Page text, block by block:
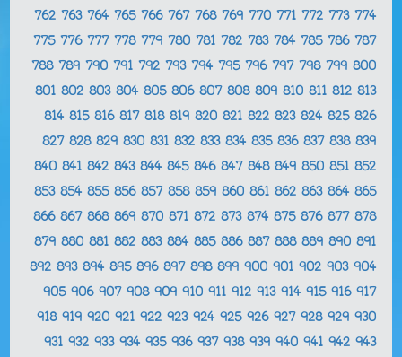
762 763 764 765 766 767 768 769 770 771 772 773 774
775 776 777 778 779 780 781 782 783 784 785 786 787
788 789 790 791 792 793 794 795 796 797 798 799 800
801 802 803 804 805 806 807 808 809 810 811 812 813
814 815 816 817 818 819 820 821 822 823 824 825 826
827 828 829 830 831 832 833 834 835 836 837 838 839
840 841 842 843 844 845 846 847 848 849 850 851 852
853 854 855 856 857 858 859 860 861 862 863 864 865
866 867 868 869 870 871 872 873 874 875 876 877 878
879 880 881 882 883 884 885 886 887 888 889 890 891
892 893 894 895 896 897 898 899 900 901 902 903 904
905 906 907 908 909 910 911 912 913 914 915 916 917
918 919 920 921 922 923 924 925 926 927 928 929 930
931 932 933 934 935 936 937 938 939 940 941 942 943